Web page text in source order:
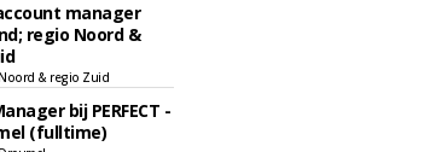
manager
regio Noord &
Noord & regio Zuid
bij PERFECT -
(fulltime)